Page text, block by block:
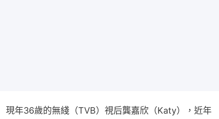
現年36歲的無綫（TVB）視后龔嘉欣（Katy），近年